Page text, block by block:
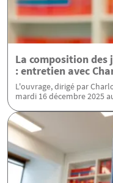
La composition
: entretien avec
L'ouvrage, dirigé par
mardi 16 décembre 2025